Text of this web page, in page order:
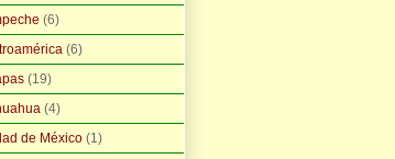
(6)
(6)
(19)
(4)
de México (1)